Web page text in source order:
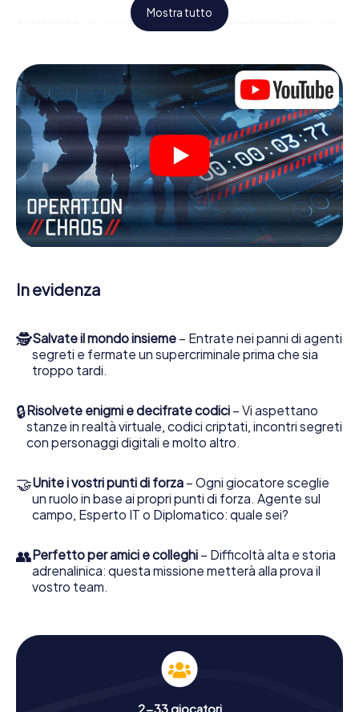
A differenza di una classica Escape Room bolognese, non
dichiara che tutta Marienberg è il suo campo di gioco
personale! Il requisito tecnico per la sua avventura da
agente a Marienberg é uno smartphone con accesso a
Internet mobile. Un clic le dà accesso alla nostra app web.
Non è necessario installare nulla per essere trascinati
nell'azione da video interattivi, minigiochi complicati e
molte altre funzionalità.
Lavori insieme con una squadra, origli le spie nemiche e
porti gli ufficiali di collegamento dalla sua parte. In questo
Escape Game a Marienberg lei e la sua squadra dovete
essere pronti a fermare i cattivi. A differenza di James
la sua squadra sarete immortalati nel punteggio più alto
del Marienberg e avrete accesso alla vostra personale
biglietti nel mondo dello spionaggio e degli agenti
segreti e trasformi Marienberg in un'Escape Room
all'aperto!
Mostra tutto
In evidenza
🕵Salvate il mondo insieme – Entrate nei panni di agenti
segreti e fermate un supercriminale prima che sia
troppo tardi.
🔒Risolvete enigmi e decifrate codici – Vi aspettano
stanze in realtà virtuale, codici criptati, incontri segreti
con personaggi digitali e molto altro.
🤝Unite i vostri punti di forza – Ogni giocatore sceglie
un ruolo in base ai propri punti di forza. Agente sul
campo, Esperto IT o Diplomatico: quale sei?
👥Perfetto per amici e colleghi – Difficoltà alta e storia
adrenalinica: questa missione metterà alla prova il
vostro team.
2-33 giocatori